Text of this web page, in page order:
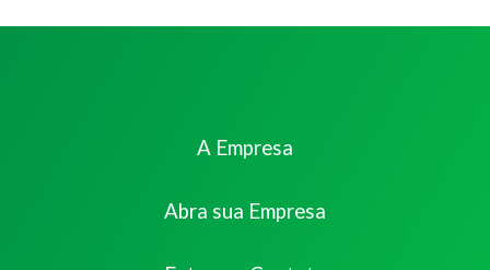
A Empresa
Abra sua Empresa